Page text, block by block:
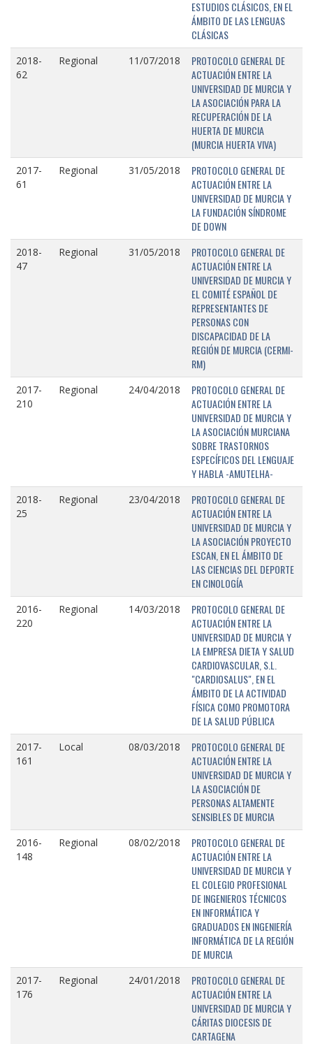
ESTUDIOS CLÁSICOS, EN EL
ÁMBITO DE LAS LENGUAS
CLÁSICAS
2018-
62
Regional 11/07/2018
PROTOCOLO GENERAL DE
ACTUACIÓN ENTRE LA
UNIVERSIDAD DE MURCIA Y
LA ASOCIACIÓN PARA LA
RECUPERACIÓN DE LA
HUERTA DE MURCIA
(MURCIA HUERTA VIVA)
2017-
61
Regional 31/05/2018
PROTOCOLO GENERAL DE
ACTUACIÓN ENTRE LA
UNIVERSIDAD DE MURCIA Y
LA FUNDACIÓN SÍNDROME
DE DOWN
2018-
47
Regional 31/05/2018
PROTOCOLO GENERAL DE
ACTUACIÓN ENTRE LA
UNIVERSIDAD DE MURCIA Y
EL COMITÉ ESPAÑOL DE
REPRESENTANTES DE
PERSONAS CON
DISCAPACIDAD DE LA
REGIÓN DE MURCIA (CERMI-
RM)
2017-
210
Regional 24/04/2018
PROTOCOLO GENERAL DE
ACTUACIÓN ENTRE LA
UNIVERSIDAD DE MURCIA Y
LA ASOCIACIÓN MURCIANA
SOBRE TRASTORNOS
ESPECÍFICOS DEL LENGUAJE
Y HABLA -AMUTELHA-
2018-
25
Regional 23/04/2018
PROTOCOLO GENERAL DE
ACTUACIÓN ENTRE LA
UNIVERSIDAD DE MURCIA Y
LA ASOCIACIÓN PROYECTO
ESCAN, EN EL ÁMBITO DE
LAS CIENCIAS DEL DEPORTE
EN CINOLOGÍA
2016-
220
Regional 14/03/2018
PROTOCOLO GENERAL DE
ACTUACIÓN ENTRE LA
UNIVERSIDAD DE MURCIA Y
LA EMPRESA DIETA Y SALUD
CARDIOVASCULAR, S.L.
"CARDIOSALUS", EN EL
ÁMBITO DE LA ACTIVIDAD
FÍSICA COMO PROMOTORA
DE LA SALUD PÚBLICA
2017-
161
Local 08/03/2018
PROTOCOLO GENERAL DE
ACTUACIÓN ENTRE LA
UNIVERSIDAD DE MURCIA Y
LA ASOCIACIÓN DE
PERSONAS ALTAMENTE
SENSIBLES DE MURCIA
2016-
148
Regional 08/02/2018
PROTOCOLO GENERAL DE
ACTUACIÓN ENTRE LA
UNIVERSIDAD DE MURCIA Y
EL COLEGIO PROFESIONAL
DE INGENIEROS TÉCNICOS
EN INFORMÁTICA Y
GRADUADOS EN INGENIERÍA
INFORMÁTICA DE LA REGIÓN
DE MURCIA
2017-
176
Regional 24/01/2018
PROTOCOLO GENERAL DE
ACTUACIÓN ENTRE LA
UNIVERSIDAD DE MURCIA Y
CÁRITAS DIOCESIS DE
CARTAGENA